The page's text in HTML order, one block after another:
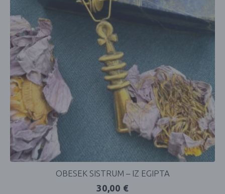
OBESEK SISTRUM – IZ EGIPTA
30,00 €